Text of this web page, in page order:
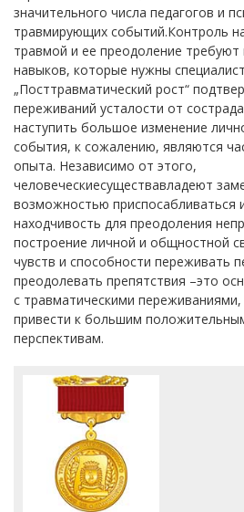
значительного числа педагогов и
травмирующих событий.Контроль
травмой и ее преодоление требуют
навыков, которые нужны
„Посттравматический рост“
переживаний усталости от
наступить большое изменение
события, к сожалению, являются
опыта. Независимо от этого,
человеческиесуществавладеют
возможностью приспосабливаться
находчивость для преодоления
построение личной и общностной
чувств и способности переживать
преодолевать препятствия –это
с травматическими
привести к большим
перспективам.